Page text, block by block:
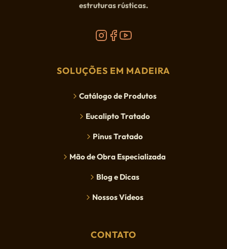
estruturas rústicas.
SOLUÇÕES EM MADEIRA
Catálogo de Produtos
Eucalipto Tratado
Pinus Tratado
Mão de Obra Especializada
Blog e Dicas
Nossos Vídeos
CONTATO